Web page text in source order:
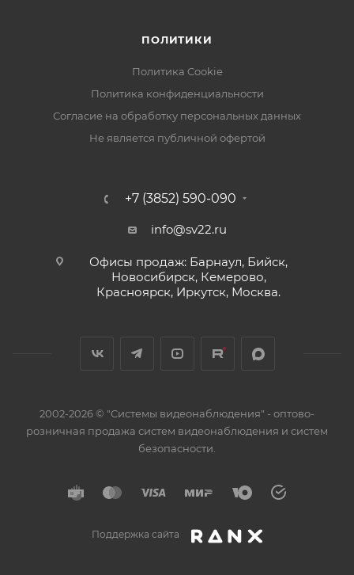
ПОЛИТИКИ
Политика Cookie
Политика конфиденциальности
Согласие на обработку персональных данных
Не является публичной офертой
+7 (3852) 590-090
info@sv22.ru
Офисы продаж: Барнаул, Бийск,
Новосибирск, Кемерово,
Красноярск, Иркутск, Москва.
2002-2026 © "Системы видеонаблюдения" - оптово-
розничная продажа систем видеонаблюдения и систем
безопасности.
Поддержка сайта